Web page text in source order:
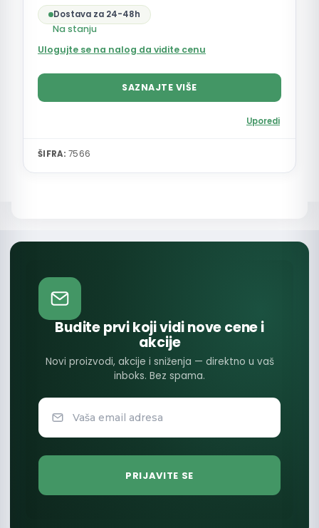
Dostava za 24-48h
Na stanju
Ulogujte se na nalog da vidite cenu
SAZNAJTE VIŠE
Uporedi
ŠIFRA: 7566
Budite prvi koji vidi nove cene i
akcije
Novi proizvodi, akcije i sniženja — direktno u vaš
inboks. Bez spama.